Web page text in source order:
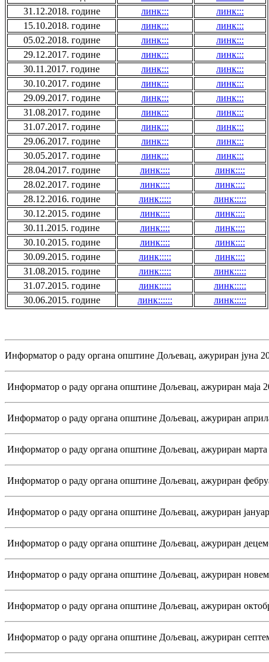
31.12.2018. године
линк:::
линк:::
15.10.2018. године
линк:::
линк:::
05.02.2018. године
линк:::
линк:::
29.12.2017. године
линк:::
линк:::
30.11.2017. године
линк:::
линк:::
30.10.2017. године
линк:::
линк:::
29.09.2017. године
линк:::
линк:::
31.08.2017. године
линк:::
линк:::
31.07.2017. године
линк:::
линк:::
29.06.2017. године
линк:::
линк:::
30.05.2017. године
линк:::
линк:::
28.04.2017. године
линк::::
линк::::
28.02.2017. године
линк::::
линк::::
28.12.2016. године
линк:::::
линк:::::
30.12.2015. године
линк::::
линк::::
30.11.2015. године
линк::::
линк::::
30.10.2015. године
линк::::
линк::::
30.09.2015. године
линк:::::
линк::::
31.08.2015. године
линк:::::
линк:::::
31.07.2015. године
линк:::::
линк:::::
30.06.2015. године
линк:::::: линк:::::
Информатор о раду органа општине Дољевац, ажуриран јуна
Информатор о раду органа општине Дољевац, ажуриран маја
Информатор о раду органа општине Дољевац, ажуриран
Информатор о раду органа општине Дољевац, ажуриран
Информатор о раду органа општине Дољевац, ажуриран
Информатор о раду органа општине Дољевац, ажуриран
Информатор о раду органа општине Дољевац, ажуриран
Информатор о раду органа општине Дољевац, ажуриран
Информатор о раду органа општине Дољевац, ажуриран
Информатор о раду органа општине Дољевац, ажуриран